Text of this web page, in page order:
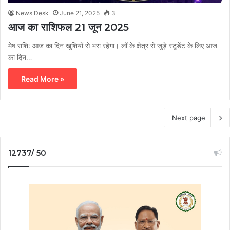
News Desk June 21, 2025 3
आज का राशिफल 21 जून 2025
मेष राशि: आज का दिन खुशियों से भरा रहेगा। लॉ के क्षेत्र से जुड़े स्टूडेंट के लिए आज
का दिन…
Read More »
Next page
12737/ 50